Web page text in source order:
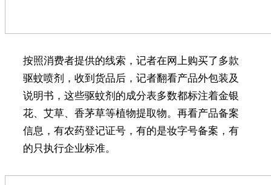
按照消费者提供的线索，记者在网上购买了多款
驱蚊喷剂，收到货品后，记者翻看产品外包装及
说明书，这些驱蚊剂的成分表多数都标注着金银
花、艾草、香茅草等植物提取物。再看产品备案
信息，有农药登记证号，有的是妆字号备案，有
的只执行企业标准。